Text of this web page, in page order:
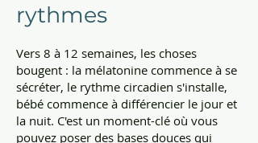
rythmes
Vers 8 à 12 semaines, les choses
bougent : la mélatonine commence à se
sécréter, le rythme circadien s'installe,
bébé commence à différencier le jour et
la nuit. C'est un moment-clé où vous
pouvez poser des bases douces qui